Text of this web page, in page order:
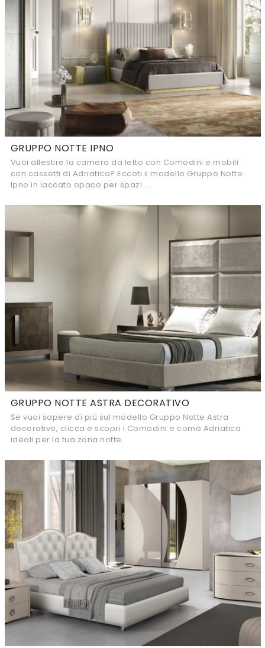
GRUPPO NOTTE IPNO
Vuoi allestire la camera da letto con Comodini e mobili
con cassetti di Adriatica? Eccoti il modello Gruppo Notte
Ipno in laccato opaco per spazi ...
GRUPPO NOTTE ASTRA DECORATIVO
Se vuoi sapere di più sul modello Gruppo Notte Astra
decorativo, clicca e scopri i Comodini e comò Adriatica
ideali per la tua zona notte.